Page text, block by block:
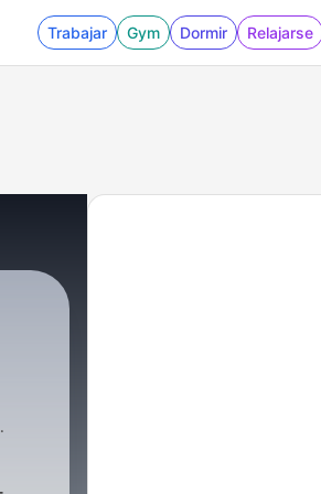
Trabajar Gym Dormir Relajarse